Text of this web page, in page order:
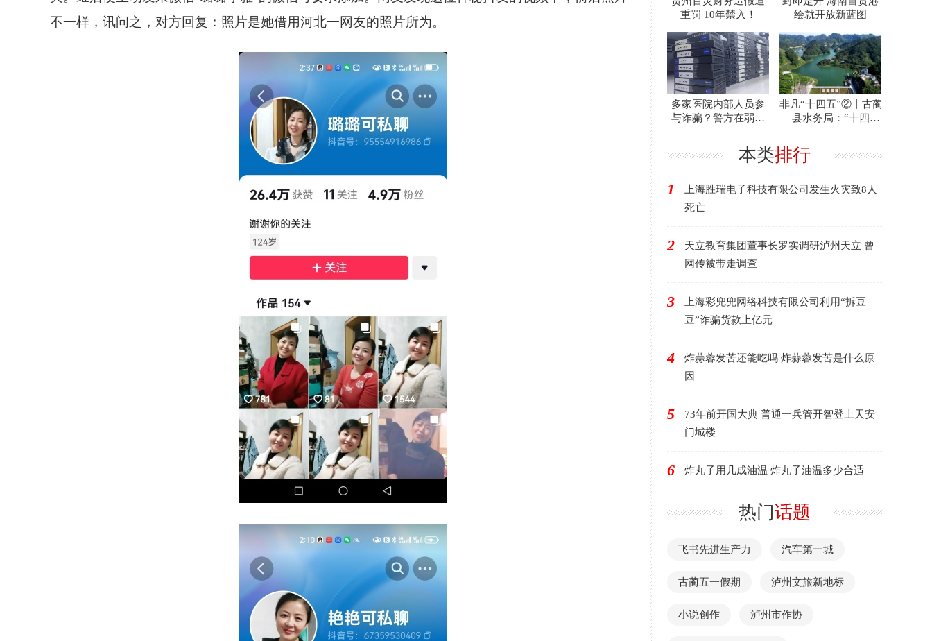
不一样，讯问之，对方回复：照片是她借用河北一网友的照片所为。
重罚 10年禁入！
绘就开放新蓝图
多家医院内部人员参
与诈骗？警方在弱电
非凡“十四五”②丨古蔺
县水务局：“十四
本类排行
1
上海胜瑞电子科技有限公司发生火灾致8人
死亡
2
天立教育集团董事长罗实调研泸州天立 曾
网传被带走调查
3
上海彩兜兜网络科技有限公司利用“拆豆
豆”诈骗货款上亿元
4
炸蒜蓉发苦还能吃吗 炸蒜蓉发苦是什么原
因
5
73年前开国大典 普通一兵管开智登上天安
门城楼
6 炸丸子用几成油温 炸丸子油温多少合适
热门话题
飞书先进生产力 汽车第一城
古蔺五一假期 泸州文旅新地标
小说创作 泸州市作协